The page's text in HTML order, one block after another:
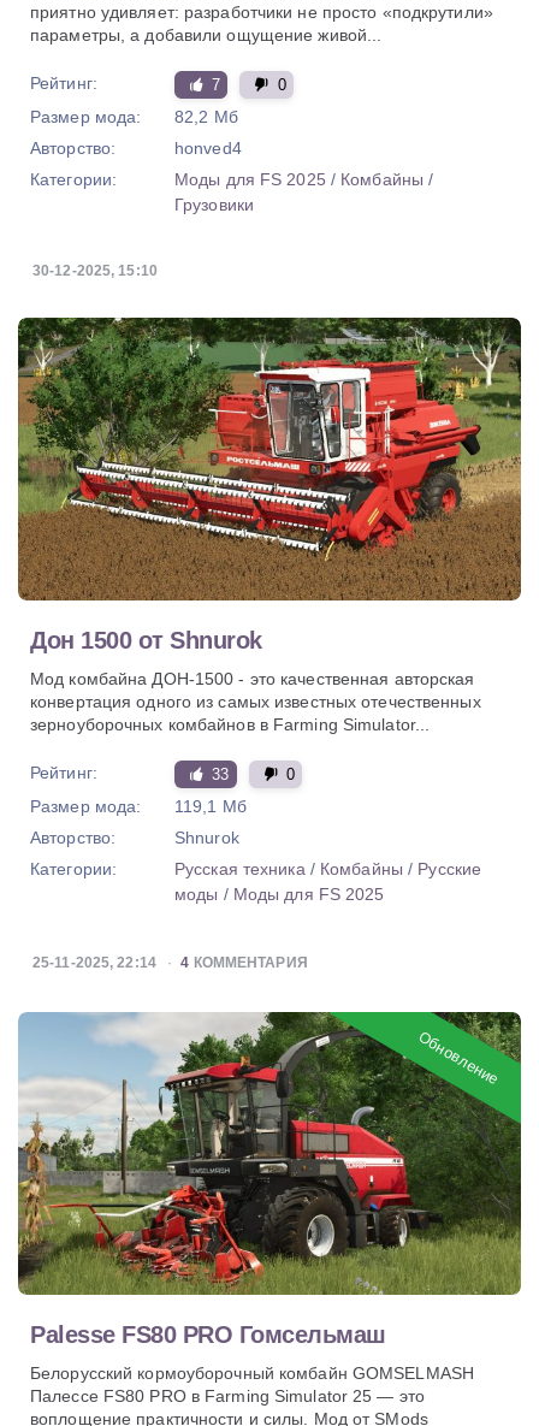
приятно удивляет: разработчики не просто «подкрутили»
параметры, а добавили ощущение живой...
Рейтинг: 7 0
Размер мода:
82,2 Мб
Авторство:
honved4
Категории:
Моды для FS 2025 / Комбайны /
Грузовики
30-12-2025, 15:10
Дон 1500 от Shnurok
Мод комбайна ДОН-1500 - это качественная авторская
конвертация одного из самых известных отечественных
зерноуборочных комбайнов в Farming Simulator...
Рейтинг: 33 0
Размер мода:
119,1 Мб
Авторство:
Shnurok
Категории:
Русская техника / Комбайны / Русские
моды / Моды для FS 2025
25-11-2025, 22:14 4 КОММЕНТАРИЯ
Обновление
Palesse FS80 PRO Гомсельмаш
Белорусский кормоуборочный комбайн GOMSELMASH
Палессе FS80 PRO в Farming Simulator 25 — это
воплощение практичности и силы. Мод от SMods